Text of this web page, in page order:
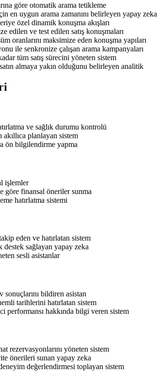
göre otomatik arama tetikleme
en uygun arama zamanını belirleyen yapay zeka
özel dinamik konuşma akışları
edilen ve test edilen satış konuşmaları
oranlarını maksimize eden konuşma yapıları
ile senkronize çalışan arama kampanyaları
tüm satış sürecini yöneten sistem
almaya yakın olduğunu belirleyen analitik
ve sağlık durumu kontrolü
planlayan sistem
ön bilgilendirme yapma
işlemler
göre finansal öneriler sunma
hatırlatma sistemi
eden ve hatırlatan sistem
sağlayan yapay zeka
sesli asistanlar
sonuçlarını bildiren asistan
tarihlerini hatırlatan sistem
performansı hakkında bilgi veren sistem
rezervasyonlarını yöneten sistem
önerileri sunan yapay zeka
değerlendirmesi toplayan sistem